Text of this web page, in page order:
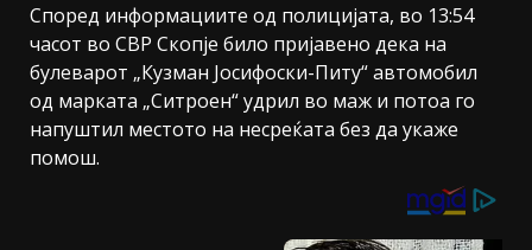
Според информациите од полицијата, во 13:54
часот во СВР Скопје било пријавено дека на
булеварот „Кузман Јосифоски-Питу“ автомобил
од марката „Ситроен“ удрил во маж и потоа го
напуштил местото на несреќата без да укаже
помош.